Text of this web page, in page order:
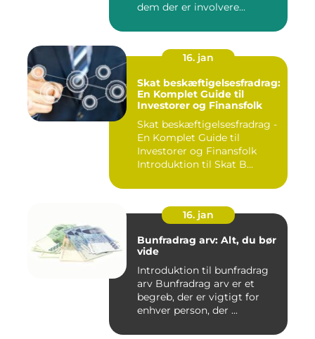
dem der er involvere...
16. jan
Skat beskæftigelsesfradrag:
En Komplet Guide til
Investorer og Finansfolk
Skat beskæftigelsesfradrag -
En Komplet Guide til
Investorer og Finansfolk
Introduktion til Skat B...
16. jan
Bunfradrag arv: Alt, du bør
vide
Introduktion til bunfradrag
arv Bunfradrag arv er et
begreb, der er vigtigt for
enhver person, der ...